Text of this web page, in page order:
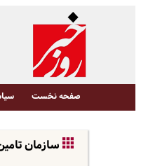
صفحه نخست
سازمان